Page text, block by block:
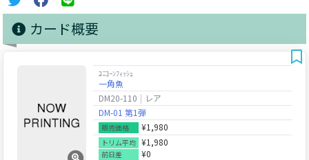
カード概要
ﾕﾆｺｰﾝﾌｨｯｼｭ
一角魚
DM20-110
レア
DM-01 第1弾
販売価格 ¥1,980
トリム平均 ¥1,980
前日差 ¥0